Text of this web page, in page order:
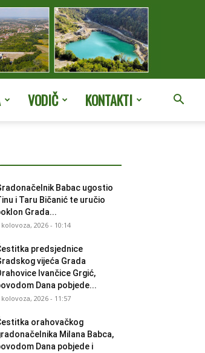
VODIČ KONTAKTI
Babac ugostio
i Taru Bičanić te uručio
Grada...
kolovoza, 2026 - 10:14
predsjednice
vijeća Grada
Ivančice Grgić,
Dana pobjede...
kolovoza, 2026 - 11:57
orahovačkog
Milana Babca,
Dana pobjede i